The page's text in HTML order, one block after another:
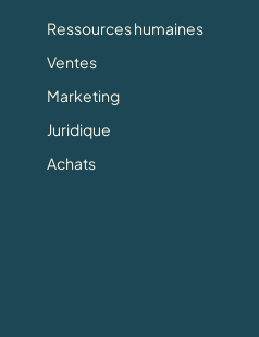
Ressources humaines
Ventes
Marketing
Juridique
Achats